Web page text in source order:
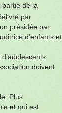
partie de la
par
présidée par
d’enfants et
doivent
Plus
et qui est